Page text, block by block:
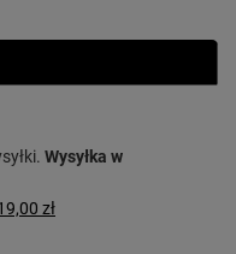
Wysyłka w
zł